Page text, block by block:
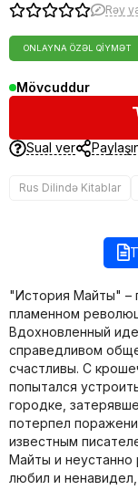
Rəy
ONLAYNA ÖZƏL QIYMƏT
Mövcuddur
Sual ver
Rus Dilində Kitablar
"История Майты" –
пламенном
Вдохновленный
справедливом
счастливы. С
попытался
городке,
потерпел
известным
Майты и неустанно
любил и